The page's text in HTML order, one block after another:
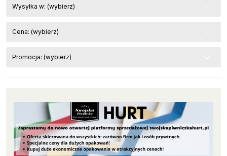
Wysyłka w: (wybierz)
Cena: (wybierz)
Promocja: (wybierz)